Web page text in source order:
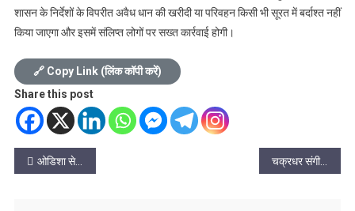
शासन के निर्देशों के विपरीत अवैध धान की खरीदी या परिवहन किसी भी सूरत में बर्दाश्त नहीं
किया जाएगा और इसमें संलिप्त लोगों पर सख्त कार्रवाई होगी।
🔗 Copy Link (लिंक कॉपी करें)
Share this post
Post
ओडिशा से खपाने लाया जा रहा था अवैध धान चक्रधर संगीत महाविद्यालय में एन. ई.पी. के तहत प्रथम सेमेस्टर की परीक्षांए सम्पन्न की गईचक्रधरक्रधर संगीत महाविद्यालय में एन. ई.पी. के तहत प्रथम सेमेस्टर की परीक्षांए सम्पन्न की गई